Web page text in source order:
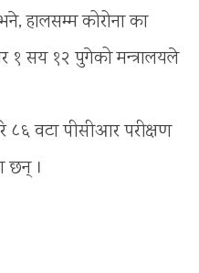
हालसम्म कोरोना का
१ सय १२ पुगेको मन्त्रालयले
८६ वटा पीसीआर परीक्षण
छन् ।